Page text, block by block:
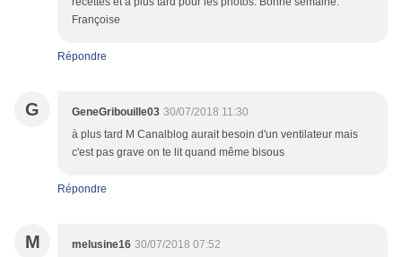
Françoise
Répondre
G GeneGribouille03 30/07/2018 11:30
à plus tard M Canalblog aurait besoin d'un ventilateur mais
c'est pas grave on te lit quand même bisous
Répondre
M melusine16 30/07/2018 07:52